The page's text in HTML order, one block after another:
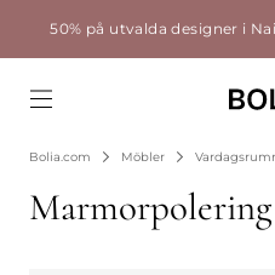
50% på utvalda designer i
Bolia.com Möbler
Marmorpolering